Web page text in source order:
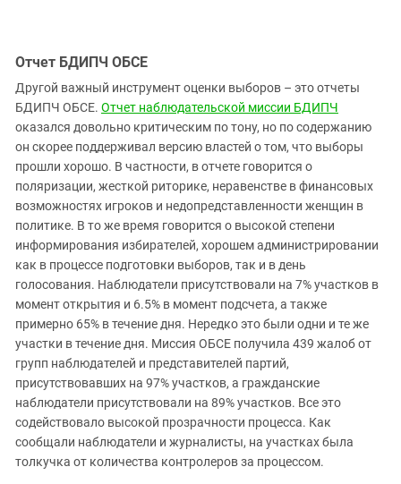
Отчет БДИПЧ ОБСЕ
Другой важный инструмент оценки выборов – это отчеты
БДИПЧ ОБСЕ. Отчет наблюдательской миссии БДИПЧ
оказался довольно критическим по тону, но по содержанию
он скорее поддерживал версию властей о том, что выборы
прошли хорошо. В частности, в отчете говорится о
поляризации, жесткой риторике, неравенстве в финансовых
возможностях игроков и недопредставленности женщин в
политике. В то же время говорится о высокой степени
информирования избирателей, хорошем администрировании
как в процессе подготовки выборов, так и в день
голосования. Наблюдатели присутствовали на 7% участков в
момент открытия и 6.5% в момент подсчета, а также
примерно 65% в течение дня. Нередко это были одни и те же
участки в течение дня. Миссия ОБСЕ получила 439 жалоб от
групп наблюдателей и представителей партий,
присутствовавших на 97% участков, а гражданские
наблюдатели присутствовали на 89% участков. Все это
содействовало высокой прозрачности процесса. Как
сообщали наблюдатели и журналисты, на участках была
толкучка от количества контролеров за процессом.